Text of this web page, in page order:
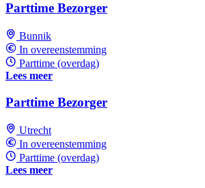
Parttime Bezorger
Bunnik
In overeenstemming
Parttime (overdag)
Lees meer
Parttime Bezorger
Utrecht
In overeenstemming
Parttime (overdag)
Lees meer